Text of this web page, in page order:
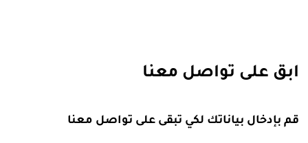
ابق على تواصل معنا
قم بإدخال بياناتك لكي تبقى على تواصل معنا